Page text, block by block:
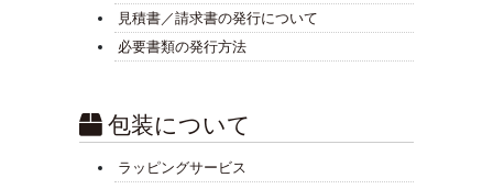
見積書／請求書の発行について
必要書類の発行方法
包装について
ラッピングサービス